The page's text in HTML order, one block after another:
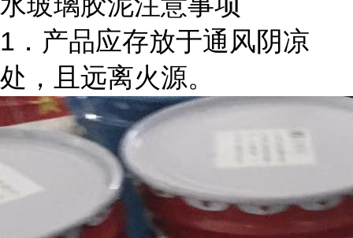
1．产品应存放于通风阴凉
处，且远离火源。